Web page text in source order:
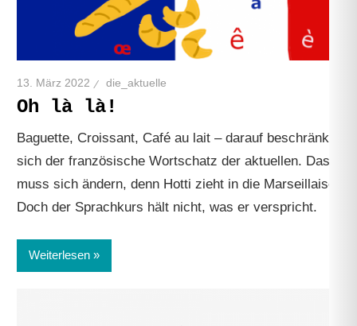
13. März 2022 die_aktuelle
Oh là là!
Baguette, Croissant, Café au lait – darauf beschränkt
sich der französische Wortschatz der aktuellen. Das
muss sich ändern, denn Hotti zieht in die Marseillaise.
Doch der Sprachkurs hält nicht, was er verspricht.
Weiterlesen